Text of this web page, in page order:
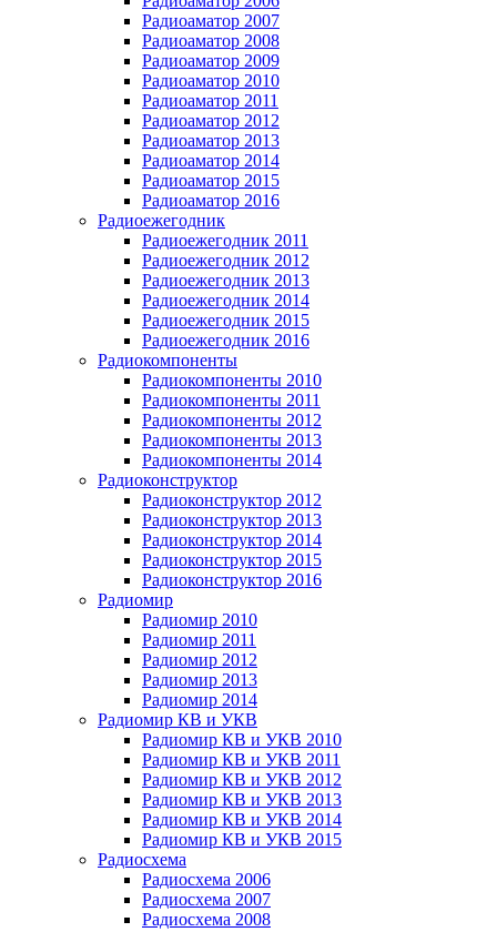
Радиоаматор 2007
Радиоаматор 2008
Радиоаматор 2009
Радиоаматор 2010
Радиоаматор 2011
Радиоаматор 2012
Радиоаматор 2013
Радиоаматор 2014
Радиоаматор 2015
Радиоаматор 2016
Радиоежегодник
Радиоежегодник 2011
Радиоежегодник 2012
Радиоежегодник 2013
Радиоежегодник 2014
Радиоежегодник 2015
Радиоежегодник 2016
Радиокомпоненты
Радиокомпоненты 2010
Радиокомпоненты 2011
Радиокомпоненты 2012
Радиокомпоненты 2013
Радиокомпоненты 2014
Радиоконструктор
Радиоконструктор 2012
Радиоконструктор 2013
Радиоконструктор 2014
Радиоконструктор 2015
Радиоконструктор 2016
Радиомир
Радиомир 2010
Радиомир 2011
Радиомир 2012
Радиомир 2013
Радиомир 2014
Радиомир КВ и УКВ
Радиомир КВ и УКВ 2010
Радиомир КВ и УКВ 2011
Радиомир КВ и УКВ 2012
Радиомир КВ и УКВ 2013
Радиомир КВ и УКВ 2014
Радиомир КВ и УКВ 2015
Радиосхема
Радиосхема 2006
Радиосхема 2007
Радиосхема 2008